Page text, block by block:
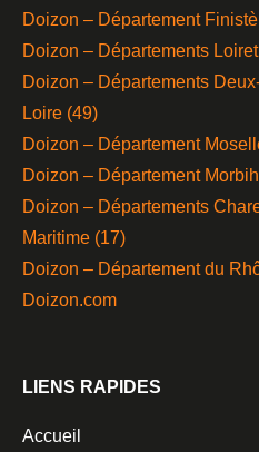
Doizon – Département
Doizon – Départements
Doizon – Départements
Loire (49)
Doizon – Département
Doizon – Département
Doizon – Départements
Maritime (17)
Doizon – Département du
Doizon.com
LIENS RAPIDES
Accueil